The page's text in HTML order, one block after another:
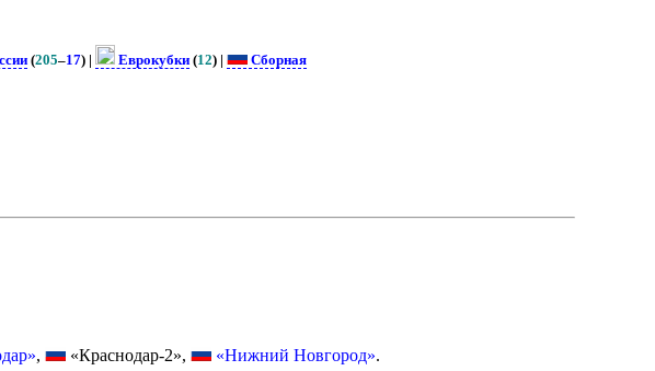
(205–17) | Еврокубки (12) |
Сборная
, «Краснодар-2», «Нижний Новгород».